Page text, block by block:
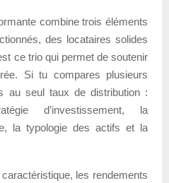
combine trois éléments
des locataires solides
ce trio qui permet de soutenir
Si tu compares plusieurs
au seul taux de distribution :
d’investissement, la
la typologie des actifs et la
les rendements